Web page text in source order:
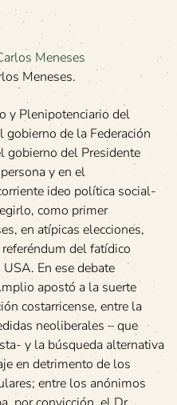
Meneses.
y Plenipotenciario del
gobierno de la Federación
gobierno del Presidente
y en el
ideo política social-
como primer
en atípicas elecciones,
del fatídico
En ese debate
apostó a la suerte
costarricense, entre la
neoliberales – que
y la búsqueda alternativa
en detrimento de los
entre los anónimos